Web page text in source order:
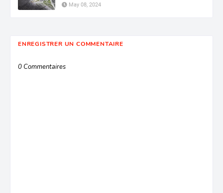
May 08, 2024
ENREGISTRER UN COMMENTAIRE
0 Commentaires